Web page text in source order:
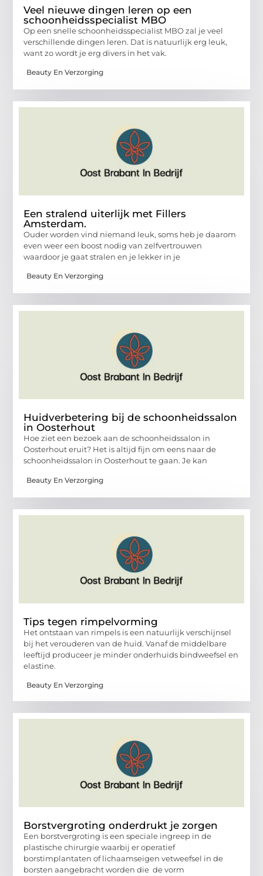
Veel nieuwe dingen leren op een
schoonheidsspecialist MBO
Op een snelle schoonheidsspecialist MBO zal je veel
verschillende dingen leren. Dat is natuurlijk erg leuk,
want zo wordt je erg divers in het vak.
Beauty En Verzorging
Een stralend uiterlijk met Fillers
Amsterdam.
Ouder worden vind niemand leuk, soms heb je daarom
even weer een boost nodig van zelfvertrouwen
waardoor je gaat stralen en je lekker in je
Beauty En Verzorging
Huidverbetering bij de schoonheidssalon
in Oosterhout
Hoe ziet een bezoek aan de schoonheidssalon in
Oosterhout eruit? Het is altijd fijn om eens naar de
schoonheidssalon in Oosterhout te gaan. Je kan
Beauty En Verzorging
Tips tegen rimpelvorming
Het ontstaan van rimpels is een natuurlijk verschijnsel
bij het verouderen van de huid. Vanaf de middelbare
leeftijd produceer je minder onderhuids bindweefsel en
elastine.
Beauty En Verzorging
Borstvergroting onderdrukt je zorgen
Een borstvergroting is een speciale ingreep in de
plastische chirurgie waarbij er operatief
borstimplantaten of lichaamseigen vetweefsel in de
borsten aangebracht worden die de vorm